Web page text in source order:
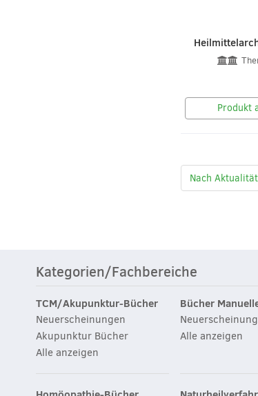
Produkt
Kategorien/Fachbereiche
TCM/Akupunktur-Bücher
Neuerscheinungen
Akupunktur Bücher
Alle anzeigen
Bücher
Alle anzeigen